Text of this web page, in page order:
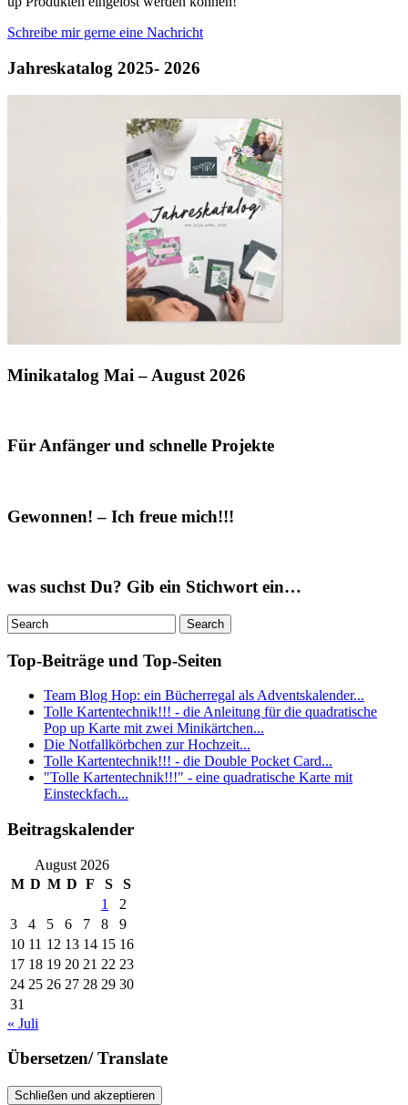
Schreibe mir gerne eine Nachricht
Jahreskatalog 2025- 2026
Minikatalog Mai – August 2026
Für Anfänger und schnelle Projekte
Gewonnen! – Ich freue mich!!!
was suchst Du? Gib ein Stichwort ein…
Top-Beiträge und Top-Seiten
Team Blog Hop: ein Bücherregal als Adventskalender...
Tolle Kartentechnik!!! - die Anleitung für die quadratische
Pop up Karte mit zwei Minikärtchen...
Die Notfallkörbchen zur Hochzeit...
Tolle Kartentechnik!!! - die Double Pocket Card...
"Tolle Kartentechnik!!!" - eine quadratische Karte mit
Einsteckfach...
Beitragskalender
August 2026
M D M D F S
S
1
2
3
4 5 6 7 8
9
10 11 12 13 14 15 16
17 18 19 20 21 22 23
24 25 26 27 28 29 30
31
« Juli
Übersetzen/ Translate